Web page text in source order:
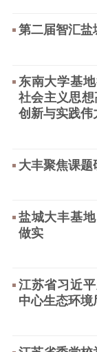
责任
第二届智汇盐
东南大学基
社会主义思
创新与实践伟
大丰聚焦课
盐城大丰基
做实
江苏省习近
中心生态环